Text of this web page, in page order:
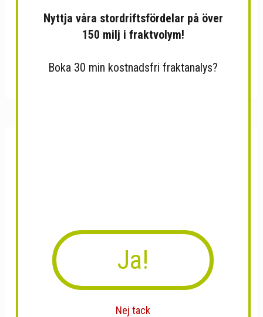
DUD Shishas Crystal Viper... QBIX Poddar 2 Pack
Nyttja våra stordriftsfördelar på över
150 milj i fraktvolym!
Boka 30 min kostnadsfri fraktanalys?
Ja!
Nej tack